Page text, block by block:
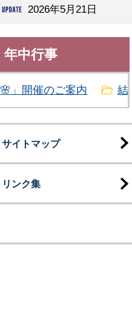
2026年5月21日
中行事
」開催のご案内 結
サイトマップ
リンク集